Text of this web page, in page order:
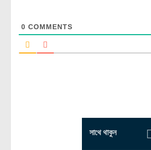
0 COMMENTS
সাথে থাকুন